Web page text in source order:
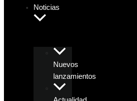
Noticias
Nuevos
lanzamientos